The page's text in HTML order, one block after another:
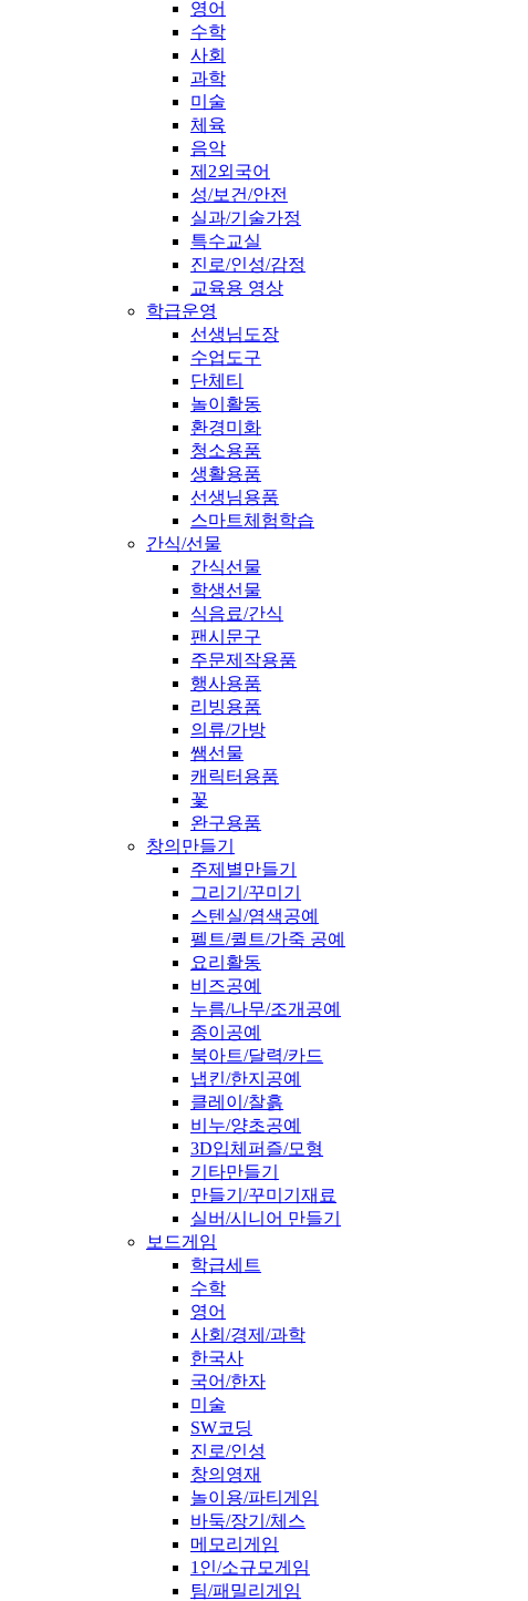
영어
수학
사회
과학
미술
체육
음악
제2외국어
성/보건/안전
실과/기술가정
특수교실
진로/인성/감정
교육용 영상
학급운영
선생님도장
수업도구
단체티
놀이활동
환경미화
청소용품
생활용품
선생님용품
스마트체험학습
간식/선물
간식선물
학생선물
식음료/간식
팬시문구
주문제작용품
행사용품
리빙용품
의류/가방
쌤선물
캐릭터용품
꽃
완구용품
창의만들기
주제별만들기
그리기/꾸미기
스텐실/염색공예
펠트/퀼트/가죽 공예
요리활동
비즈공예
누름/나무/조개공예
종이공예
북아트/달력/카드
냅킨/한지공예
클레이/찰흙
비누/양초공예
3D입체퍼즐/모형
기타만들기
만들기/꾸미기재료
실버/시니어 만들기
보드게임
학급세트
수학
영어
사회/경제/과학
한국사
국어/한자
미술
SW코딩
진로/인성
창의영재
놀이용/파티게임
바둑/장기/체스
메모리게임
1인/소규모게임
팀/패밀리게임